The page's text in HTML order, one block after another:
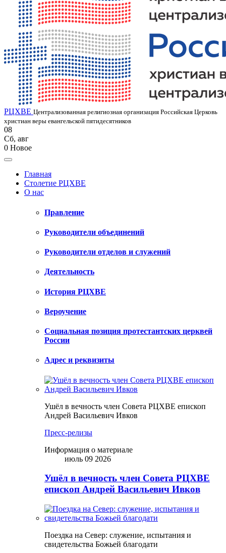
РЦХВЕ Централизованная религиозная организация Российская Церковь
христиан веры евангельской пятидесятников
08
Сб, авг
0 Новое
Главная
Столетие РЦХВЕ
О нас
Правление
Руководители объединений
Руководители отделов и служений
Деятельность
История РЦХВЕ
Вероучение
Социальная позиция протестантских церквей
России
Адрес и реквизиты
Ушёл в вечность член Совета РЦХВЕ епископ
Андрей Васильевич Ивков
Пресс-релизы
Информация о материале
июль 09 2026
Ушёл в вечность член Совета РЦХВЕ
епископ Андрей Васильевич Ивков
Поездка на Север: служение, испытания и
свидетельства Божьей благодати